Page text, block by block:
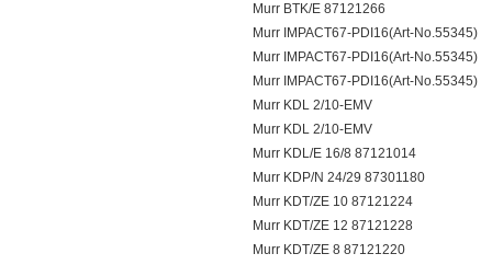
Murr BTK/E 87121266
Murr IMPACT67-PDI16(Art-No.55345)
Murr IMPACT67-PDI16(Art-No.55345)
Murr IMPACT67-PDI16(Art-No.55345)
Murr KDL 2/10-EMV
Murr KDL 2/10-EMV
Murr KDL/E 16/8 87121014
Murr KDP/N 24/29 87301180
Murr KDT/ZE 10 87121224
Murr KDT/ZE 12 87121228
Murr KDT/ZE 8 87121220